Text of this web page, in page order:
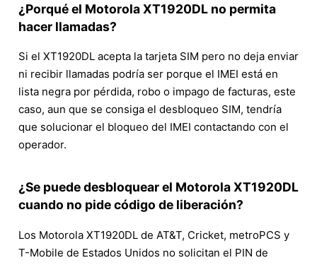
¿Porqué el Motorola XT1920DL no permita
hacer llamadas?
Si el XT1920DL acepta la tarjeta SIM pero no deja enviar
ni recibir llamadas podría ser porque el IMEI está en
lista negra por pérdida, robo o impago de facturas, este
caso, aun que se consiga el desbloqueo SIM, tendría
que solucionar el bloqueo del IMEI contactando con el
operador.
¿Se puede desbloquear el Motorola XT1920DL
cuando no pide código de liberación?
Los Motorola XT1920DL de AT&T, Cricket, metroPCS y
T-Mobile de Estados Unidos no solicitan el PIN de